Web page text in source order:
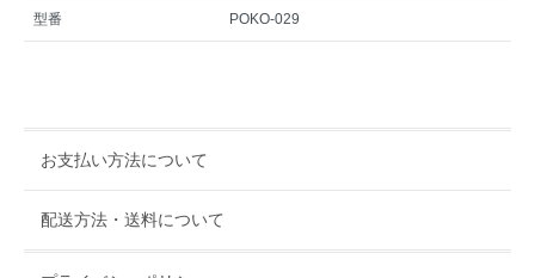
型番 POKO-029
お支払い方法について
配送方法・送料について